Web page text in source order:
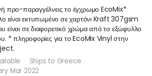
προ-παραγγέλνεις το έγχρωμο EcoMix*
είναι εκτυπωμένο σε χαρτόνι Kraft 307gsm
είναι σε διαφορετικό χρώμα από το εξώφυλλο
* πληροφορίες για το EcoMix Vinyl στην
Ships to Greece
Mar 2022